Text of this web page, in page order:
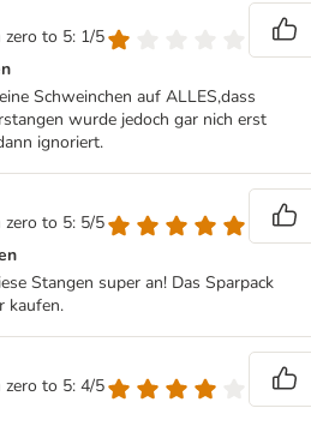
zero to 5: 1/5
Schweinchen auf ALLES,dass
wurde jedoch gar nich erst
ignoriert.
zero to 5: 5/5
Stangen super an! Das Sparpack
kaufen.
zero to 5: 4/5